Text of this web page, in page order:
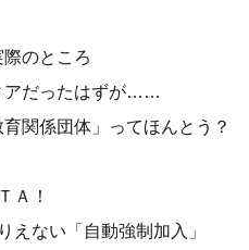
際のところ
アだったはずが……
関係団体」ってほんとう？
Ａ！
えない「自動強制加入」